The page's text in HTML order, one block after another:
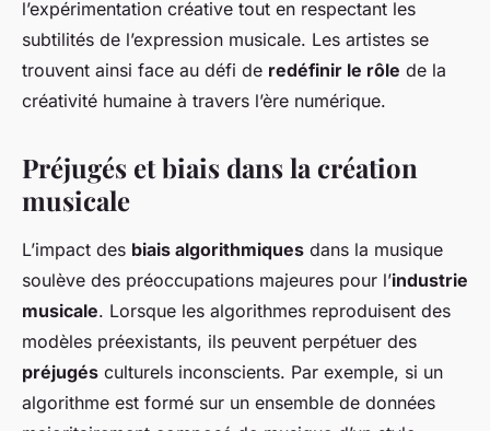
l’expérimentation créative tout en respectant les
subtilités de l’expression musicale. Les artistes se
trouvent ainsi face au défi de redéfinir le rôle de la
créativité humaine à travers l’ère numérique.
Préjugés et biais dans la création
musicale
L’impact des biais algorithmiques dans la musique
soulève des préoccupations majeures pour l’industrie
musicale. Lorsque les algorithmes reproduisent des
modèles préexistants, ils peuvent perpétuer des
préjugés culturels inconscients. Par exemple, si un
algorithme est formé sur un ensemble de données